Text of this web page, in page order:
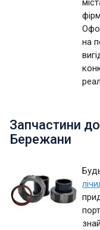
на
Запчастини
Бережани